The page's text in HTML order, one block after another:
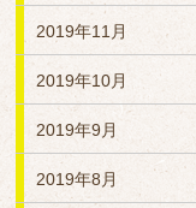
2019年11月
2019年10月
2019年9月
2019年8月